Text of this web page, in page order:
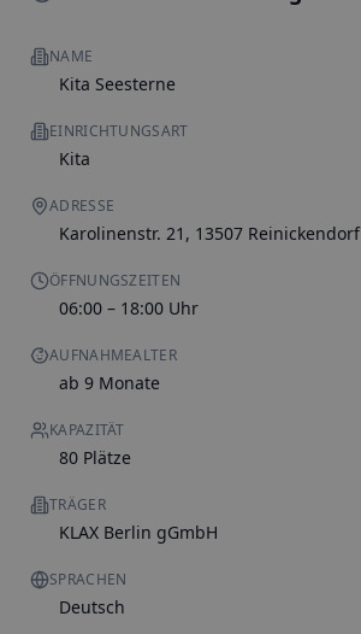
NAME
Kita Seesterne
EINRICHTUNGSART
Kita
ADRESSE
Karolinenstr. 21, 13507 Reinickendorf
ÖFFNUNGSZEITEN
06:00 – 18:00 Uhr
AUFNAHMEALTER
ab 9 Monate
KAPAZITÄT
80 Plätze
TRÄGER
KLAX Berlin gGmbH
SPRACHEN
Deutsch